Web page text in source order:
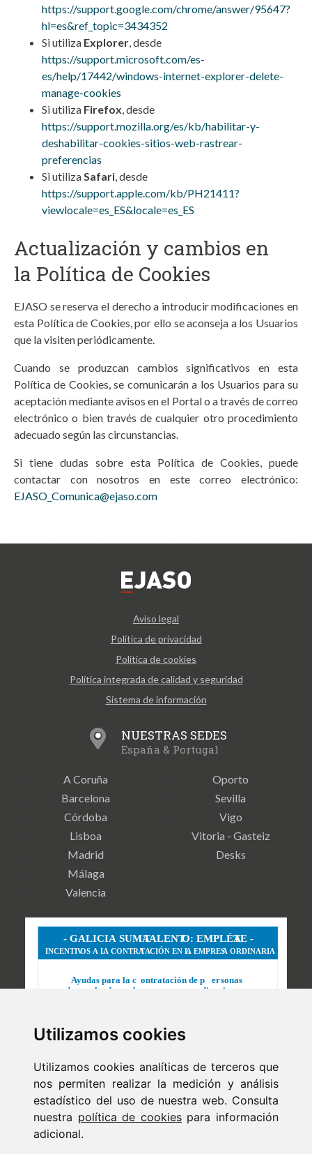
Utilizamos cookies
Utilizamos cookies analíticas de terceros que
nos permiten realizar la medición y análisis
estadístico del uso de nuestra web. Consulta
nuestra política de cookiespara información
adicional.
https://support.google.com/chrome/answer/95647?
hl=es&ref_topic=3434352
Si utiliza Explorer, desde
https://support.microsoft.com/es-
es/help/17442/windows-internet-explorer-delete-
manage-cookies
Si utiliza Firefox, desde
https://support.mozilla.org/es/kb/habilitar-y-
deshabilitar-cookies-sitios-web-rastrear-
preferencias
Si utilizaSafari, desde
https://support.apple.com/kb/PH21411?
viewlocale=es_ES&locale=es_ES
Actualización y cambios en
la Política de Cookies
EJASO se reserva el derecho a introducir modificaciones en
esta Política de Cookies, por ello se aconseja a los Usuarios
que la visiten periódicamente.
Cuando se produzcan cambios significativos en esta
Política de Cookies, se comunicarán a los Usuarios para su
aceptación mediante avisos en el Portal o a través de correo
electrónico o bien través de cualquier otro procedimiento
adecuado según las circunstancias.
Si tiene dudas sobre esta Política de Cookies, puede
contactar con nosotros en este correo electrónico:
EJASO_Comunica@ejaso.com
Aviso legal
Política de privacidad
Política de cookies
Política integrada de calidad y seguridad
Sistema de información
NUESTRAS SEDES
España & Portugal
A Coruña
Barcelona
Córdoba
Lisboa
Madrid
Málaga
Valencia
Oporto
Sevilla
Vigo
Vitoria - Gasteiz
Desks